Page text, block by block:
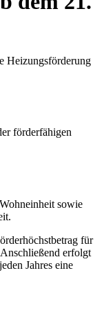
Heizungsförderung
förderfähigen
sowie
für
erfolgt
Jahres eine